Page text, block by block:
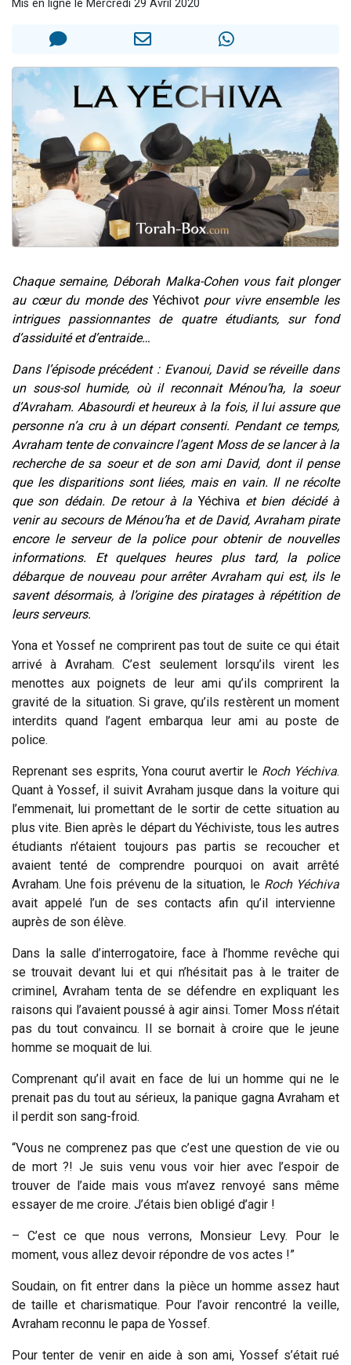
2 personnes viennent de faire un don pour Reloger Rivka, 6 enfants, victime de violences...
Il reste 49 places pour étudier en groupe sur Zoom
Mis en ligne le Mercredi 29 Avril 2020
Chaque semaine, Déborah Malka-Cohen vous fait plonger
au cœur du monde des Yéchivotpour vivre ensemble les
intrigues passionnantes de quatre étudiants, sur fond
d’assiduité et d’entraide…
Dans l’épisode précédent : Evanoui, David se réveille dans
un sous-sol humide, où il reconnait Ménou’ha, la soeur
d’Avraham. Abasourdi et heureux à la fois, il lui assure que
personne n’a cru à un départ consenti. Pendant ce temps,
Avraham tente de convaincre l’agent Moss de se lancer à la
recherche de sa soeur et de son ami David, dont il pense
que les disparitions sont liées, mais en vain. Il ne récolte
que son dédain. De retour à la Yéchivaet bien décidé à
venir au secours de Ménou’ha et de David, Avraham pirate
encore le serveur de la police pour obtenir de nouvelles
informations. Et quelques heures plus tard, la police
débarque de nouveau pour arrêter Avraham qui est, ils le
savent désormais, à l’origine des piratages à répétition de
leurs serveurs.
Yona et Yossef ne comprirent pas tout de suite ce qui était
arrivé à Avraham. C’est seulement lorsqu’ils virent les
menottes aux poignets de leur ami qu’ils comprirent la
gravité de la situation. Si grave, qu’ils restèrent un moment
interdits quand l’agent embarqua leur ami au poste de
police.
Reprenant ses esprits, Yona courut avertir le Roch Yéchiva.
Quant à Yossef, il suivit Avraham jusque dans la voiture qui
l’emmenait, lui promettant de le sortir de cette situation au
plus vite. Bien après le départ du Yéchiviste, tous les autres
étudiants n’étaient toujours pas partis se recoucher et
avaient tenté de comprendre pourquoi on avait arrêté
Avraham. Une fois prévenu de la situation, le Roch Yéchiva
avait appelé l’un de ses contacts afin qu’il intervienne
auprès de son élève.
Dans la salle d’interrogatoire, face à l’homme revêche qui
se trouvait devant lui et qui n’hésitait pas à le traiter de
criminel, Avraham tenta de se défendre en expliquant les
raisons qui l’avaient poussé à agir ainsi. Tomer Moss n’était
pas du tout convaincu. Il se bornait à croire que le jeune
homme se moquait de lui.
Comprenant qu’il avait en face de lui un homme qui ne le
prenait pas du tout au sérieux, la panique gagna Avraham et
il perdit son sang-froid.
“Vous ne comprenez pas que c’est une question de vie ou
de mort ?! Je suis venu vous voir hier avec l’espoir de
trouver de l’aide mais vous m’avez renvoyé sans même
essayer de me croire. J’étais bien obligé d’agir !
– C’est ce que nous verrons, Monsieur Levy. Pour le
moment, vous allez devoir répondre de vos actes !”
Soudain, on fit entrer dans la pièce un homme assez haut
de taille et charismatique. Pour l’avoir rencontré la veille,
Avraham reconnu le papa de Yossef.
Pour tenter de venir en aide à son ami, Yossef s’était rué